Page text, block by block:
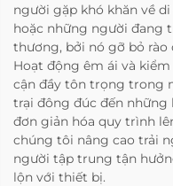
người gặp khó khăn về
hoặc những người đang
thương, bởi nó gỡ bỏ rào
Hoạt động êm ái và
cận đầy tôn trọng trong
trại đông đúc đến những
đơn giản hóa quy trình
chúng tôi nâng cao trải
người tập trung tận
lộn với thiết bị.